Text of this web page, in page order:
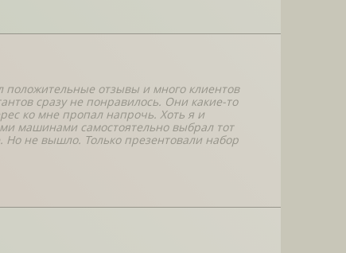
положительные отзывы и много клиентов
сразу не понравилось. Они какие-то
ко мне пропал напрочь. Хоть я и
машинами самостоятельно выбрал тот
Но не вышло. Только презентовали набор